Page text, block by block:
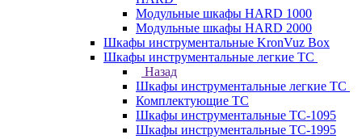
Модульные шкафы HARD 1000
Модульные шкафы HARD 2000
Шкафы инструментальные KronVuz Box
Шкафы инструментальные легкие ТС
Назад
Шкафы инструментальные легкие ТС
Комплектующие ТС
Шкафы инструментальные TC-1095
Шкафы инструментальные TC-1995